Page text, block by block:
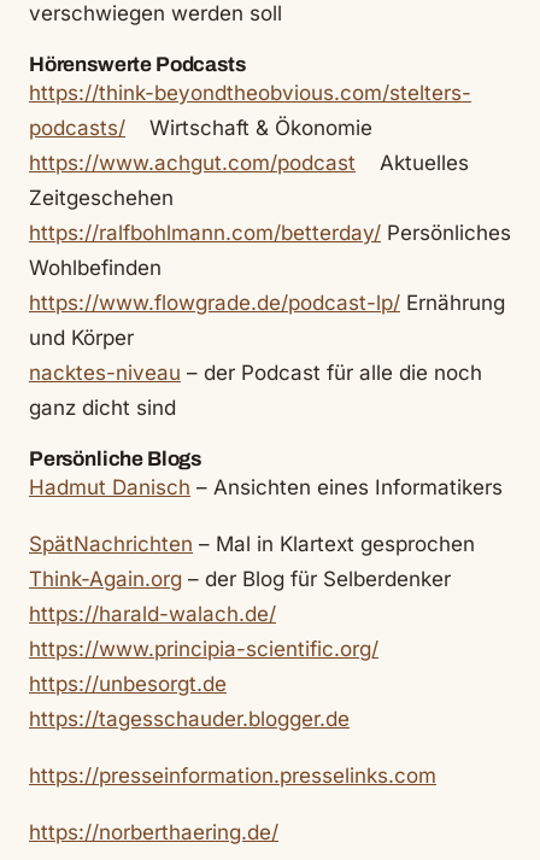
verschwiegen werden soll
Hörenswerte Podcasts
https://think-beyondtheobvious.com/stelters-
podcasts/ Wirtschaft & Ökonomie
https://www.achgut.com/podcast Aktuelles
Zeitgeschehen
https://ralfbohlmann.com/betterday/ Persönliches
Wohlbefinden
https://www.flowgrade.de/podcast-lp/ Ernährung
und Körper
nacktes-niveau – der Podcast für alle die noch
ganz dicht sind
Persönliche Blogs
Hadmut Danisch – Ansichten eines Informatikers
SpätNachrichten – Mal in Klartext gesprochen
Think-Again.org – der Blog für Selberdenker
https://harald-walach.de/
https://www.principia-scientific.org/
https://unbesorgt.de
https://tagesschauder.blogger.de
https://presseinformation.presselinks.com
https://norberthaering.de/